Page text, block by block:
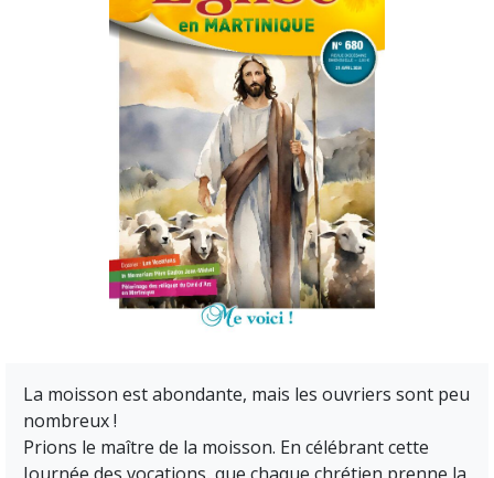
La moisson est abondante, mais les ouvriers sont peu
nombreux !
Prions le maître de la moisson. En célébrant cette